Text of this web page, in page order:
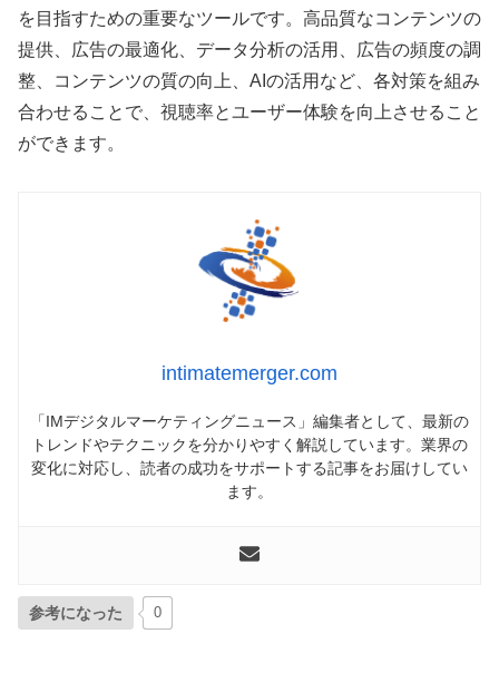
を目指すための重要なツールです。高品質なコンテンツの
提供、広告の最適化、データ分析の活用、広告の頻度の調
整、コンテンツの質の向上、AIの活用など、各対策を組み
合わせることで、視聴率とユーザー体験を向上させること
ができます。
intimatemerger.com
「IMデジタルマーケティングニュース」編集者として、最新の
トレンドやテクニックを分かりやすく解説しています。業界の
変化に対応し、読者の成功をサポートする記事をお届けしてい
ます。
参考になった 0